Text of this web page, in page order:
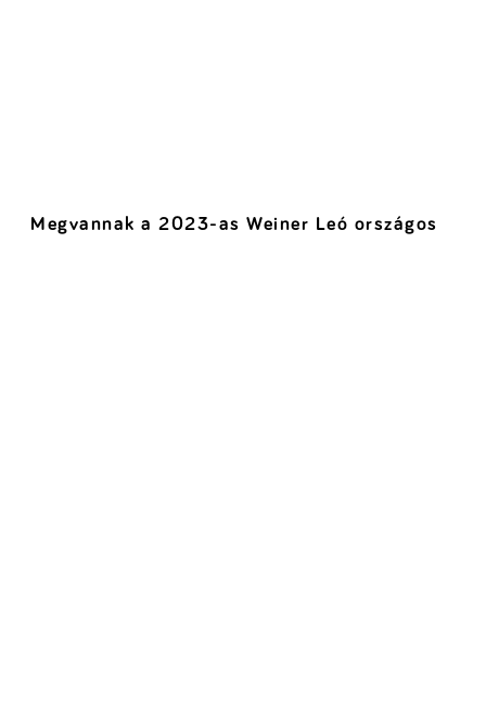
Megvannak a 2023-as Weiner Leó országos